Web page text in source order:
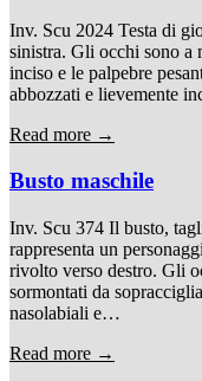
Inv. Scu 2024 Testa di
sinistra. Gli occhi sono a
inciso e le palpebre
abbozzati e lievemente
Read more →
Busto maschile
Inv. Scu 374 Il busto,
rappresenta un
rivolto verso destro. Gli
sormontati da
nasolabiali e…
Read more →